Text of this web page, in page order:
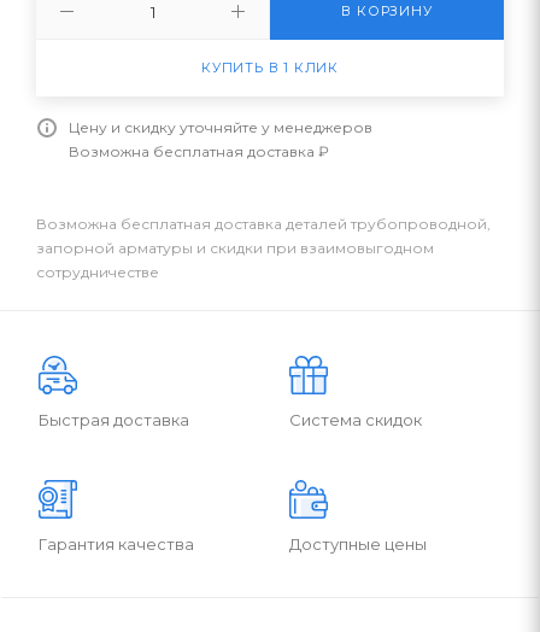
В КОРЗИНУ
КУПИТЬ В 1 КЛИК
Цену и скидку уточняйте у менеджеров
Возможна бесплатная доставка ₽
Возможна бесплатная доставка деталей трубопроводной,
запорной арматуры и скидки при взаимовыгодном
сотрудничестве
Быстрая доставка Система скидок
Гарантия качества Доступные цены